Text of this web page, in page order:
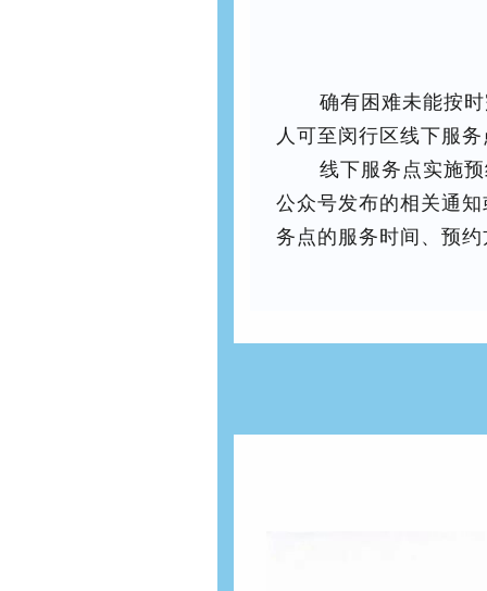
确有困难未能按
人可至闵行区线下服
线下服务点实施
公众号发布的相关通
务点的服务时间、预